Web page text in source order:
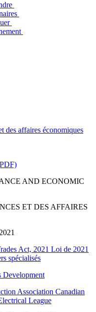
des affaires économiques
AND ECONOMIC
ET DES AFFAIRES
Act, 2021 Loi de 2021
spécialisés
Development
Association Canadian
League